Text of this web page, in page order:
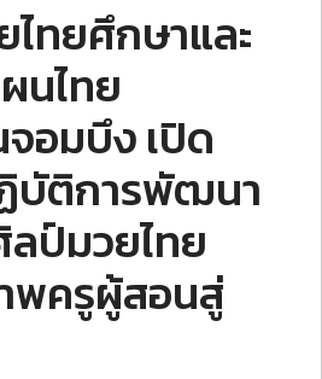
ทยศึกษาและ
นไทย
อมบึง เปิด
บัติการพัฒนา
ป์มวยไทย
พครูผู้สอนสู่